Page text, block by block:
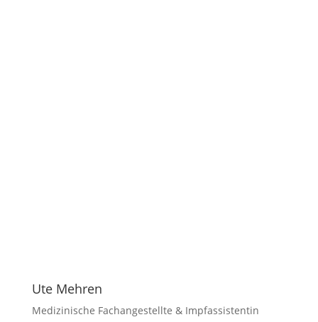
Ute Mehren
Medizinische Fachangestellte & Impfassistentin